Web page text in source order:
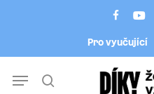
facebook
Pro vyučující
Menu